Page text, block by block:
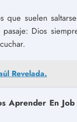
que suelen
Dios
Revelada.
Aprender En